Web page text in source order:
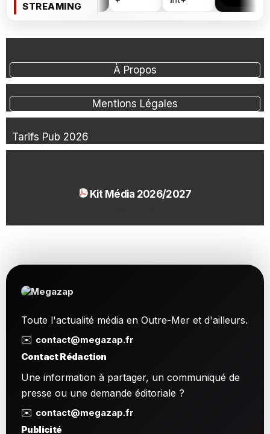
STREAMING
À Propos
Mentions Légales
Tarifs Pub 2026
Kit Média 2026/2027
Toute l'actualité média en Outre-Mer et d'ailleurs.
✉️ contact@megazap.fr
Contact Rédaction
Une information à partager, un communiqué de
presse ou une demande éditoriale ?
✉️ contact@megazap.fr
Publicité